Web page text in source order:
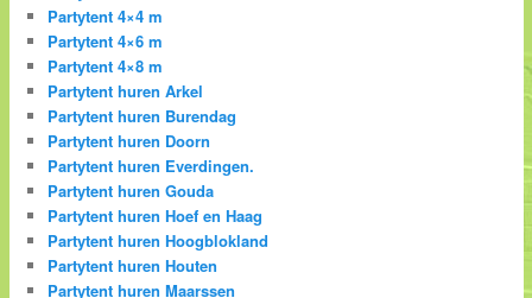
Partytent 4×4 m
Partytent 4×6 m
Partytent 4×8 m
Partytent huren Arkel
Partytent huren Burendag
Partytent huren Doorn
Partytent huren Everdingen.
Partytent huren Gouda
Partytent huren Hoef en Haag
Partytent huren Hoogblokland
Partytent huren Houten
Partytent huren Maarssen